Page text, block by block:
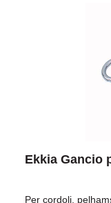
Ekkia Gancio
Per cordoli,